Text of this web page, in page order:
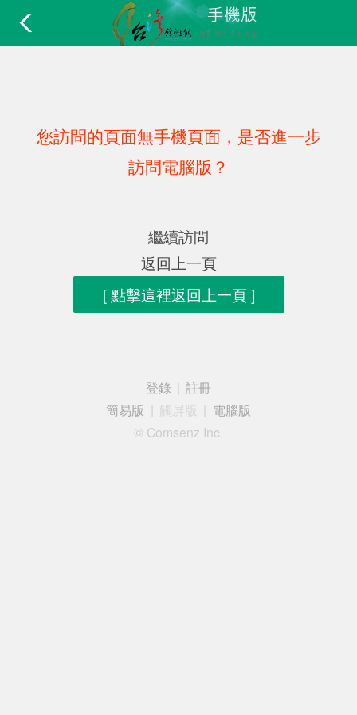
您訪問的頁面無手機頁面，是否進一步
訪問電腦版？
繼續訪問
返回上一頁
[ 點擊這裡返回上一頁 ]
登錄
註冊
簡易版
觸屏版
電腦版
© Comsenz Inc.